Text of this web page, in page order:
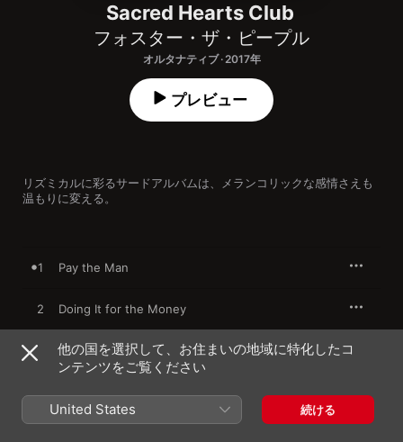
Sacred Hearts Club
フォスター・ザ・ピープル
オルタナティブ · 2017年
リズミカルに彩るサードアルバムは、メランコリックな感情さえも
温もりに変える。
プレビュー
1 Pay the Man
2 Doing It for the Money
3 Sit Next to Me
他の国を選択して、お住まいの地域に特化したコ
ンテンツをご覧ください
United States 続ける